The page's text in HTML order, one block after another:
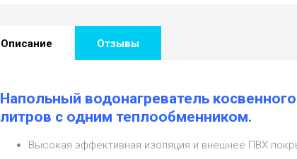
Описание Отзывы
Напольный водонагреватель
литров с одним теплообменником.
Высокая эффективная изоляция и внешнее ПВХ